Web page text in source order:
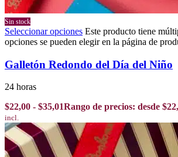
Sin stock
Seleccionar opciones Este producto tiene
opciones se pueden elegir en la página de
Galletón Redondo del Día del Niño
24 horas
$22,00 - $35,01Rango de precios: desde
incl.